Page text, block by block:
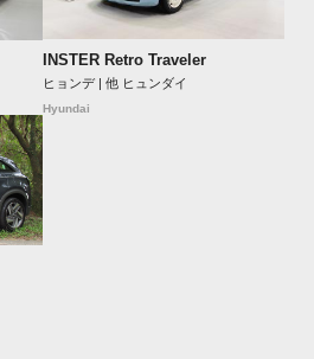
INSTER Retro Traveler
ヒョンデ | 他 ヒュンダイ
Hyundai